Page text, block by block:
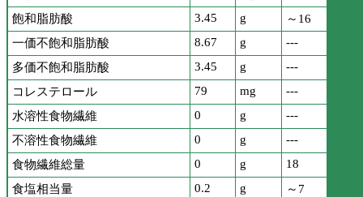
飽和脂肪酸
3.45 g
～16
一価不飽和脂肪酸
8.67 g
---
多価不飽和脂肪酸
3.45 g
---
コレステロール
79 mg
---
水溶性食物繊維
0 g
---
不溶性食物繊維
0 g
---
食物繊維総量
0 g
18
食塩相当量
0.2 g ～7